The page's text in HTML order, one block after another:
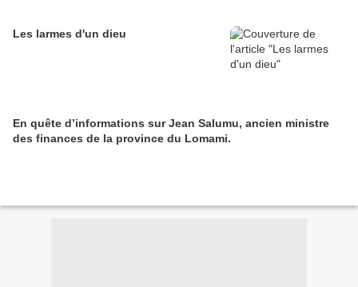
Les larmes d'un dieu
En quête d’informations sur Jean Salumu, ancien ministre
des finances de la province du Lomami.